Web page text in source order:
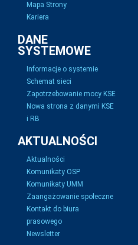
Mapa Strony
Kariera
DANE
SYSTEMOWE
Informacje o systemie
Schemat sieci
Zapotrzebowanie mocy KSE
Nowa strona z danymi KSE
i RB
AKTUALNOŚCI
Aktualności
Komunikaty OSP
Komunikaty UMM
Zaangażowanie społeczne
Kontakt do biura
prasowego
Newsletter